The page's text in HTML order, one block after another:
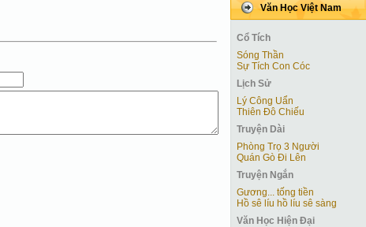
Văn Học Việt Nam
Cổ Tích
Sóng Thần
Sự Tích Con Cóc
Lịch Sử
Lý Công Uẩn
Thiên Đô Chiếu
Truyện Dài
Phòng Trọ 3 Người
Quán Gò Đi Lên
Truyện Ngắn
Gương... tống tiền
Hồ sê líu hồ líu sê sàng
Văn Học Hiện Ðại